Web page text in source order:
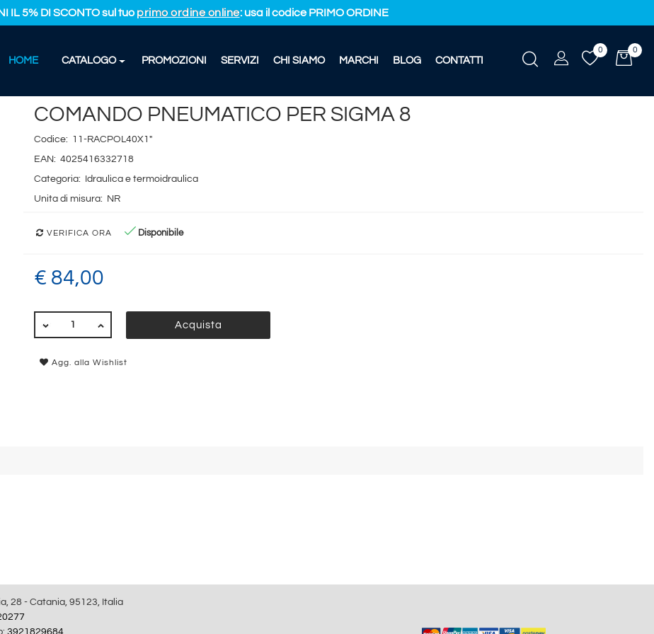
IL 5% DI SCONTO sul tuoprimo ordine online: usa il codice PRIMO ORDINE
HOME CATALOGO PROMOZIONI SERVIZI CHI SIAMO MARCHI BLOG CONTATTI
0
0
COMANDO PNEUMATICO PER SIGMA 8
COMANDO PNEUMATICO PER SIGMA 8
Codice:
11-RACPOL40X1"
EAN: 4025416332718
Categoria:
Idraulica e termoidraulica
Unita di misura:
NR
VERIFICA ORA Disponibile
€ 84,00
Acquista
Agg. alla Wishlist
28 - Catania, 95123, Italia
3921829684